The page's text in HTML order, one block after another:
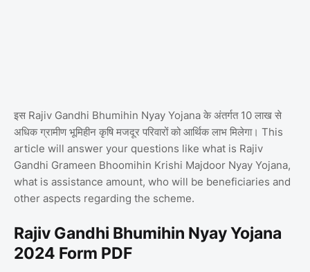
इस Rajiv Gandhi Bhumihin Nyay Yojana के अंतर्गत 10 लाख से
अधिक ग्रामीण भूमिहीन कृषि मजदूर परिवारों को आर्थिक लाभ मिलेगा। This
article will answer your questions like what is Rajiv
Gandhi Grameen Bhoomihin Krishi Majdoor Nyay Yojana,
what is assistance amount, who will be beneficiaries and
other aspects regarding the scheme.
Rajiv Gandhi Bhumihin Nyay Yojana
2024 Form PDF